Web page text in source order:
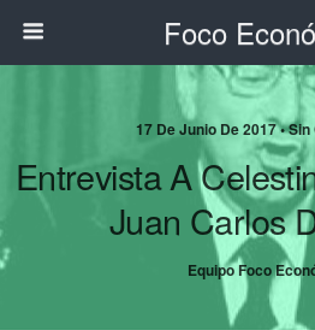
Foco
17 De Junio De 2017 •
Entrevista A
Juan Carlos
Equipo Foco